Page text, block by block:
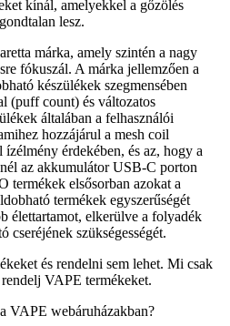
kínál, amelyekkel a gőzölés
lesz.
márka, amely szintén a nagy
fókuszál. A márka jellemzően a
készülékek szegmensében
(puff count) és változatos
általában a felhasználói
hozzájárul a mesh coil
érdekében, és az, hogy a
az akkumulátor USB-C porton
termékek elsősorban azokat a
termékek egyszerűségét
élettartamot, elkerülve a folyadék
cseréjének szükségességét.
és rendelni sem lehet. Mi csak
VAPE termékeket.
VAPE webáruházakban?